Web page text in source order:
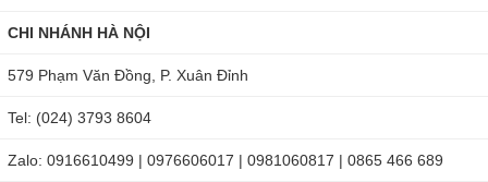
CHI NHÁNH HÀ NỘI
579 Phạm Văn Đồng, P. Xuân Đỉnh
Tel: (024) 3793 8604
Zalo: 0916610499 | 0976606017 | 0981060817 | 0865 466 689